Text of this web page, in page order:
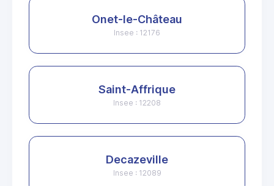
Onet-le-Château
Insee : 12176
Saint-Affrique
Insee : 12208
Decazeville
Insee : 12089